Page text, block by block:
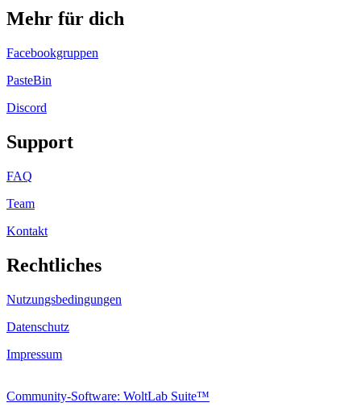
Mehr für dich
Facebookgruppen
PasteBin
Discord
Support
FAQ
Team
Kontakt
Rechtliches
Nutzungsbedingungen
Datenschutz
Impressum
Community-Software: WoltLab Suite™